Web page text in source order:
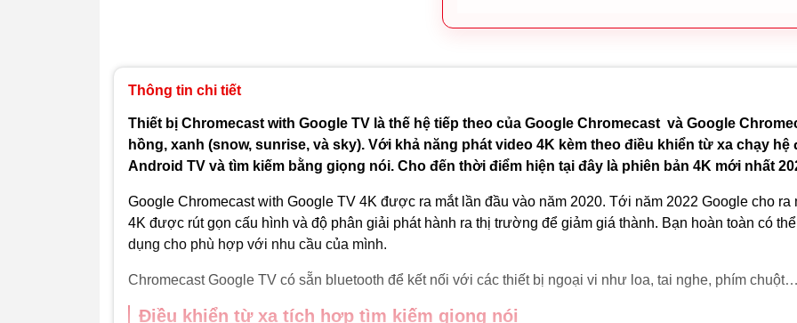
Thông tin chi tiết
Thiết bị Chromecast with Google TV là thế hệ tiếp theo của Google Chromecast và Google
hồng, xanh (snow, sunrise, và sky). Với khả năng phát video 4K kèm theo điều khiển từ xa chạy
Android TV và tìm kiếm bằng giọng nói. Cho đến thời điểm hiện tại đây là phiên bản 4K mới nhất
Google Chromecast with Google TV 4K được ra mắt lần đầu vào năm 2020. Tới năm 2022 Google cho
4K được rút gọn cấu hình và độ phân giải phát hành ra thị trường để giảm giá thành. Bạn hoàn toàn có
dụng cho phù hợp với nhu cầu của mình.
Chromecast Google TV có sẵn bluetooth để kết nối với các thiết bị ngoại vi như loa, tai nghe, phím
Điều khiển từ xa tích hợp tìm kiếm giọng nói